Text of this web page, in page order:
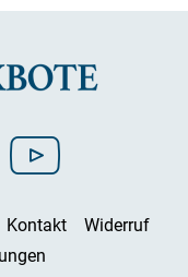
Kontakt
Widerruf